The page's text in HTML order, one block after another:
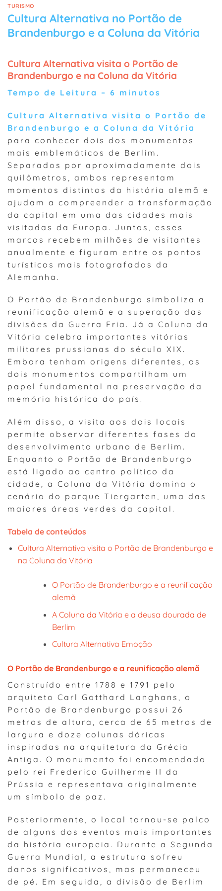
TURISMO
Cultura Alternativa no Portão de
Brandenburgo e a Coluna da Vitória
Cultura Alternativa visita o Portão de
Brandenburgo e na Coluna da Vitória
Tempo de Leitura – 6 minutos
Cultura Alternativa visita o Portão de
Brandenburgo e a Coluna da Vitória
para conhecer dois dos monumentos
mais emblemáticos de Berlim.
Separados por aproximadamente dois
quilômetros, ambos representam
momentos distintos da história alemã e
ajudam a compreender a transformação
da capital em uma das cidades mais
visitadas da Europa. Juntos, esses
marcos recebem milhões de visitantes
anualmente e figuram entre os pontos
turísticos mais fotografados da
Alemanha.
O Portão de Brandenburgo simboliza a
reunificação alemã e a superação das
divisões da Guerra Fria. Já a Coluna da
Vitória celebra importantes vitórias
militares prussianas do século XIX.
Embora tenham origens diferentes, os
dois monumentos compartilham um
papel fundamental na preservação da
memória histórica do país.
Além disso, a visita aos dois locais
permite observar diferentes fases do
desenvolvimento urbano de Berlim.
Enquanto o Portão de Brandenburgo
está ligado ao centro político da
cidade, a Coluna da Vitória domina o
cenário do parque Tiergarten, uma das
maiores áreas verdes da capital.
Tabela de conteúdos
Cultura Alternativa visita o Portão de Brandenburgo e
na Coluna da Vitória
O Portão de Brandenburgo e a reunificação
alemã
A Coluna da Vitória e a deusa dourada de
Berlim
Cultura Alternativa Emoção
O Portão de Brandenburgo e a reunificação alemã
Construído entre 1788 e 1791 pelo
arquiteto Carl Gotthard Langhans, o
Portão de Brandenburgo possui 26
metros de altura, cerca de 65 metros de
largura e doze colunas dóricas
inspiradas na arquitetura da Grécia
Antiga. O monumento foi encomendado
pelo rei Frederico Guilherme II da
Prússia e representava originalmente
um símbolo de paz.
Posteriormente, o local tornou-se palco
de alguns dos eventos mais importantes
da história europeia. Durante a Segunda
Guerra Mundial, a estrutura sofreu
danos significativos, mas permaneceu
de pé. Em seguida, a divisão de Berlim